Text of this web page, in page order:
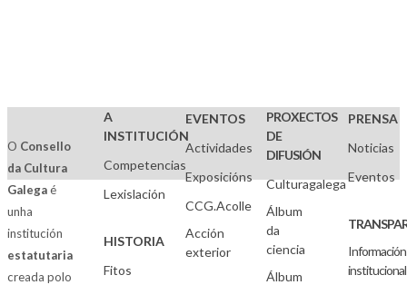
O Consello
da Cultura
Galegaé
unha
institución
estatutaria
creada polo
A
INSTITUCIÓN
Competencias
Lexislación
HISTORIA
Fitos
EVENTOS
Actividades
Exposicións
CCG.Acolle
Acción
exterior
PROXECTOS
DE
DIFUSIÓN
Culturagalega
Álbum
da
ciencia
Álbum
PRENSA
Noticias
Eventos
Información
institucional